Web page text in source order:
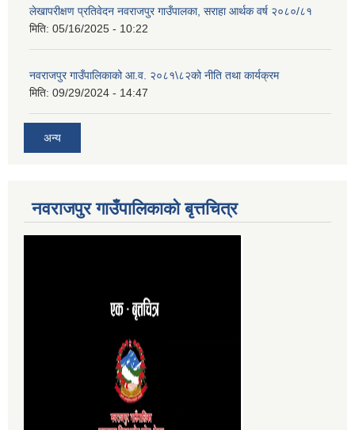
लेखापरीक्षण प्रतिवेदन नवराजपुर गाउँपालका, सराहा आर्थक वर्ष २०८०/८१
मिति: 05/16/2025 - 10:22
नवराजपुर गाउँपालिकाको आ.व. २०८१\८२को नीति तथा कार्यक्रम
मिति: 09/29/2024 - 14:47
अन्य
नवराजपुर‍ गाउँपालिकाको बृत्तचित्र